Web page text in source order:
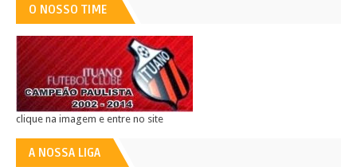
O NOSSO TIME
clique na imagem e entre no site
A NOSSA LIGA